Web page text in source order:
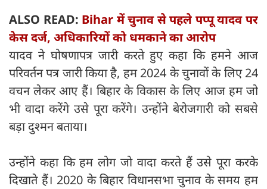
ALSO READ: Bihar में चुनाव से पहले पप्पू यादव पर
केस दर्ज, अधिकारियों को धमकाने का आरोप
यादव ने घोषणापत्र जारी करते हुए कहा कि हमने आज
परिवर्तन पत्र जारी किया है, हम 2024 के चुनावों के लिए 24
वचन लेकर आए हैं। बिहार के विकास के लिए आज हम जो
भी वादा करेंगे उसे पूरा करेंगे। उन्होंने बेरोजगारी को सबसे
बड़ा दुश्मन बताया।
उन्होंने कहा कि हम लोग जो वादा करते हैं उसे पूरा करके
दिखाते हैं। 2020 के बिहार विधानसभा चुनाव के समय हम